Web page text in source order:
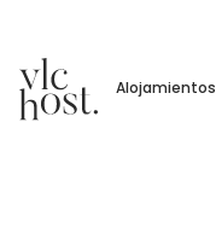
Alojamientos